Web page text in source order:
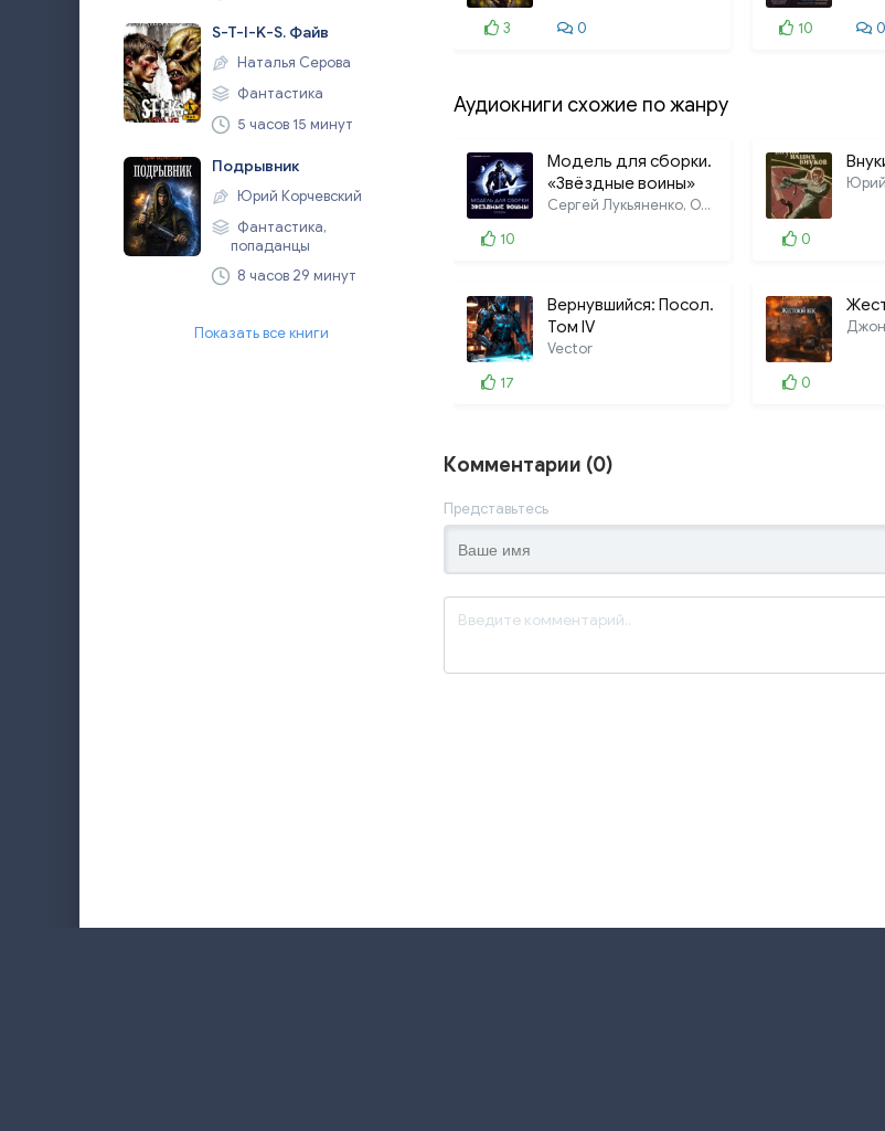
S-T-I-K-S. Файв
Наталья Серова
Фантастика
5 часов 15 минут
Подрывник
Юрий Корчевский
Фантастика,
попаданцы
8 часов 29 минут
Показать все книги
3 0
10
0
Аудиокниги схожие по жанру
Модель для сборки.
«Звёздные воины»
Сергей Лукьяненко, Олег Дивов, Иван
10
0
Вернувшийся: Посол.
Том IV
Vector
17
0
Комментарии (0)
Представьтесь